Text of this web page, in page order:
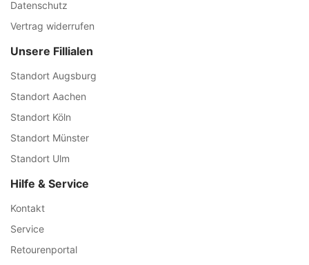
Datenschutz
Vertrag widerrufen
Unsere Fillialen
Standort Augsburg
Standort Aachen
Standort Köln
Standort Münster
Standort Ulm
Hilfe & Service
Kontakt
Service
Retourenportal